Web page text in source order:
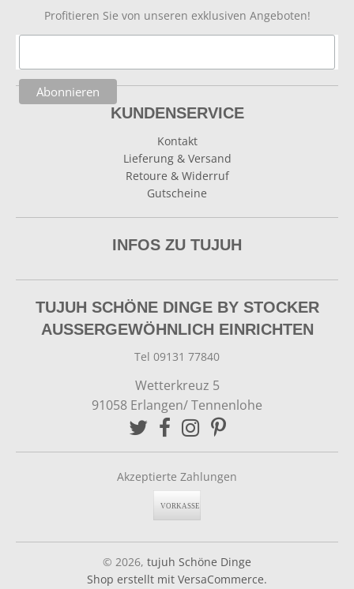
Profitieren Sie von unseren exklusiven Angeboten!
KUNDENSERVICE
Kontakt
Lieferung & Versand
Retoure & Widerruf
Gutscheine
INFOS ZU TUJUH
TUJUH SCHÖNE DINGE BY STOCKER
AUSSERGEWÖHNLICH EINRICHTEN
Tel 09131 77840
Wetterkreuz 5
91058 Erlangen/ Tennenlohe
Akzeptierte Zahlungen
© 2026, tujuh Schöne Dinge
Shop erstellt mit VersaCommerce.